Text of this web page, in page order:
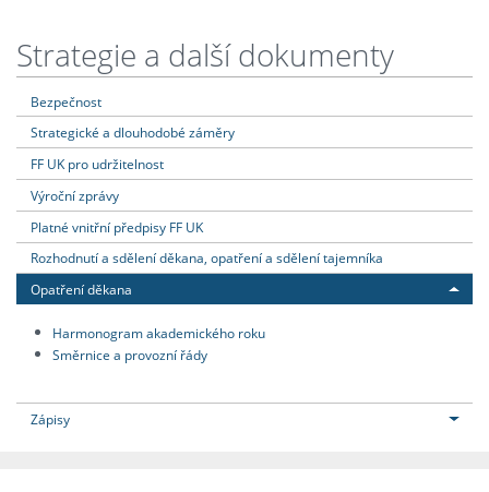
Strategie a další dokumenty
Bezpečnost
Strategické a dlouhodobé záměry
FF UK pro udržitelnost
Výroční zprávy
Platné vnitřní předpisy FF UK
Rozhodnutí a sdělení děkana, opatření a sdělení tajemníka
Opatření děkana
Harmonogram akademického roku
Směrnice a provozní řády
Zápisy